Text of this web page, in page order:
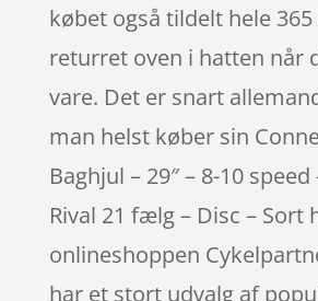
købet også tildelt hele 365
returret oven i hatten når
vare. Det er snart
man helst køber sin
Baghjul – 29″ – 8-10 speed
Rival 21 fælg – Disc – Sort
onlineshoppen
har et stort udvalg af